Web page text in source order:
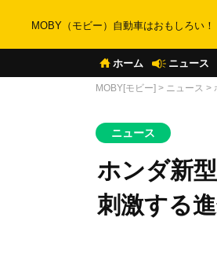
MOBY（モビー）自動車はおもしろい！
ホーム ニュース
MOBY[モビー] > ニュース >
ニュース
ホンダ新
刺激する